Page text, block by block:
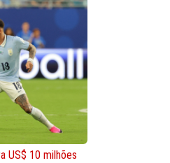
US$ 10 milhões